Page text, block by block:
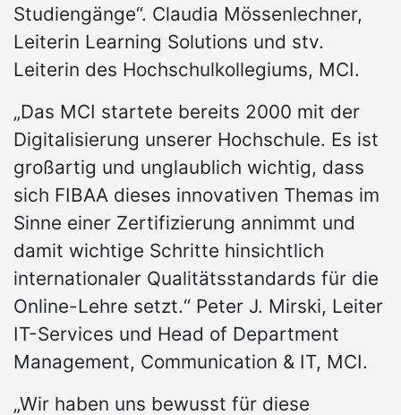
Studiengänge“. Claudia Mössenlechner,
Leiterin Learning Solutions und stv.
Leiterin des Hochschulkollegiums, MCI.
„Das MCI startete bereits 2000 mit der
Digitalisierung unserer Hochschule. Es ist
großartig und unglaublich wichtig, dass
sich FIBAA dieses innovativen Themas im
Sinne einer Zertifizierung annimmt und
damit wichtige Schritte hinsichtlich
internationaler Qualitätsstandards für die
Online-Lehre setzt.“ Peter J. Mirski, Leiter
IT-Services und Head of Department
Management, Communication & IT, MCI.
„Wir haben uns bewusst für diese